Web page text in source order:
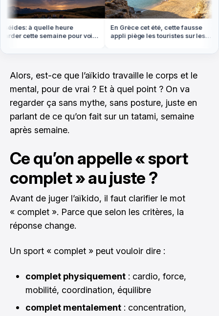
à quelle heure
cette semaine pour voir
En Grèce cet été, cette fausse
appli piège les touristes sur les
Alors, est-ce que l’aïkido travaille le corps et le
mental, pour de vrai ? Et à quel point ? On va
regarder ça sans mythe, sans posture, juste en
parlant de ce qu’on fait sur un tatami, semaine
après semaine.
Ce qu’on appelle « sport
complet » au juste ?
Avant de juger l’aïkido, il faut clarifier le mot
« complet ». Parce que selon les critères, la
réponse change.
Un sport « complet » peut vouloir dire :
complet physiquement : cardio, force,
mobilité, coordination, équilibre
complet mentalement : concentration,